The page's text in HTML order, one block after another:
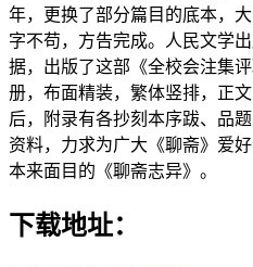
年，更换了部分篇目的底本，
字不苟，方告完成。人民文学
据，出版了这部《全校会注集
册，布面精装，繁体竖排，正
后，附录有各抄刻本序跋、品
资料，力求为广大《聊斋》爱
本来面目的《聊斋志异》。
下载地址：